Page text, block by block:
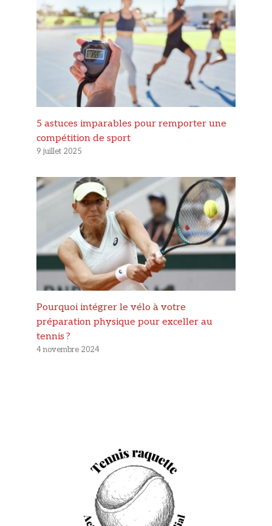
5 astuces imparables pour remporter une
compétition de sport
9 juillet 2025
Pourquoi intégrer le vélo à votre
préparation physique pour exceller au
tennis ?
4 novembre 2024